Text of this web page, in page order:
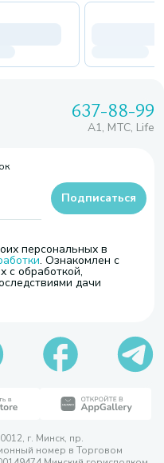
637-88-99
A1, МТС, Life
персональных в
. Ознакомлен с
с обработкой,
дачи
Подписаться
г. Минск, пр.
номер в Торговом